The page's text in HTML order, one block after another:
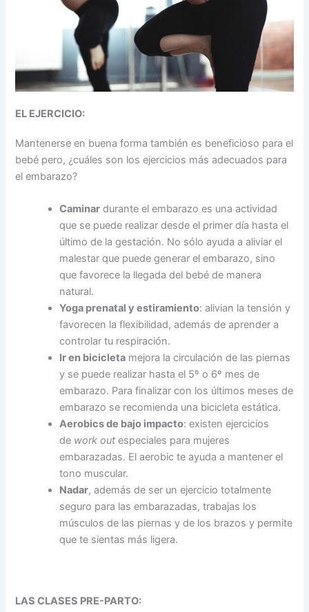
EL EJERCICIO:
Mantenerse en buena forma también es beneficioso para el
bebé pero, ¿cuáles son los ejercicios más adecuados para
el embarazo?
Caminar durante el embarazo es una actividad
que se puede realizar desde el primer día hasta el
último de la gestación. No sólo ayuda a aliviar el
malestar que puede generar el embarazo, sino
que favorece la llegada del bebé de manera
natural.
Yoga prenatal y estiramiento: alivian la tensión y
favorecen la flexibilidad, además de aprender a
controlar tu respiración.
Ir en bicicleta mejora la circulación de las piernas
y se puede realizar hasta el 5º o 6º mes de
embarazo. Para finalizar con los últimos meses de
embarazo se recomienda una bicicleta estática.
Aerobics de bajo impacto: existen ejercicios
de work out especiales para mujeres
embarazadas. El aerobic te ayuda a mantener el
tono muscular.
Nadar, además de ser un ejercicio totalmente
seguro para las embarazadas, trabajas los
músculos de las piernas y de los brazos y permite
que te sientas más ligera.
LAS CLASES PRE-PARTO: